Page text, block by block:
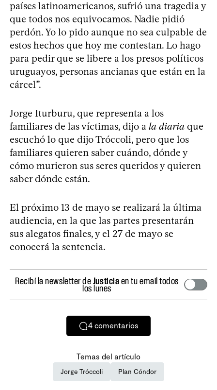
países latinoamericanos, sufrió una tragedia y
que todos nos equivocamos. Nadie pidió
perdón. Yo lo pido aunque no sea culpable de
estos hechos que hoy me contestan. Lo hago
para pedir que se libere a los presos políticos
uruguayos, personas ancianas que están en la
cárcel”.
Jorge Iturburu, que representa a los
familiares de las víctimas, dijo a la diaria que
escuchó lo que dijo Tróccoli, pero que los
familiares quieren saber cuándo, dónde y
cómo murieron sus seres queridos y quieren
saber dónde están.
El próximo 13 de mayo se realizará la última
audiencia, en la que las partes presentarán
sus alegatos finales, y el 27 de mayo se
conocerá la sentencia.
Recibí la newsletter deJusticiaen tu email todos
los lunes
4 comentarios
Temas del artículo
Jorge Tróccoli Plan Cóndor